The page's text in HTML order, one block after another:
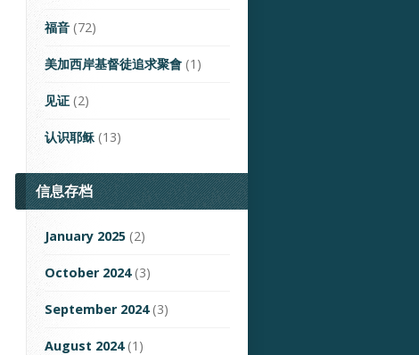
福音 (72)
美加西岸基督徒追求聚會 (1)
见证 (2)
认识耶稣(13)
信息存档
January 2025 (2)
October 2024(3)
September 2024(3)
August 2024(1)